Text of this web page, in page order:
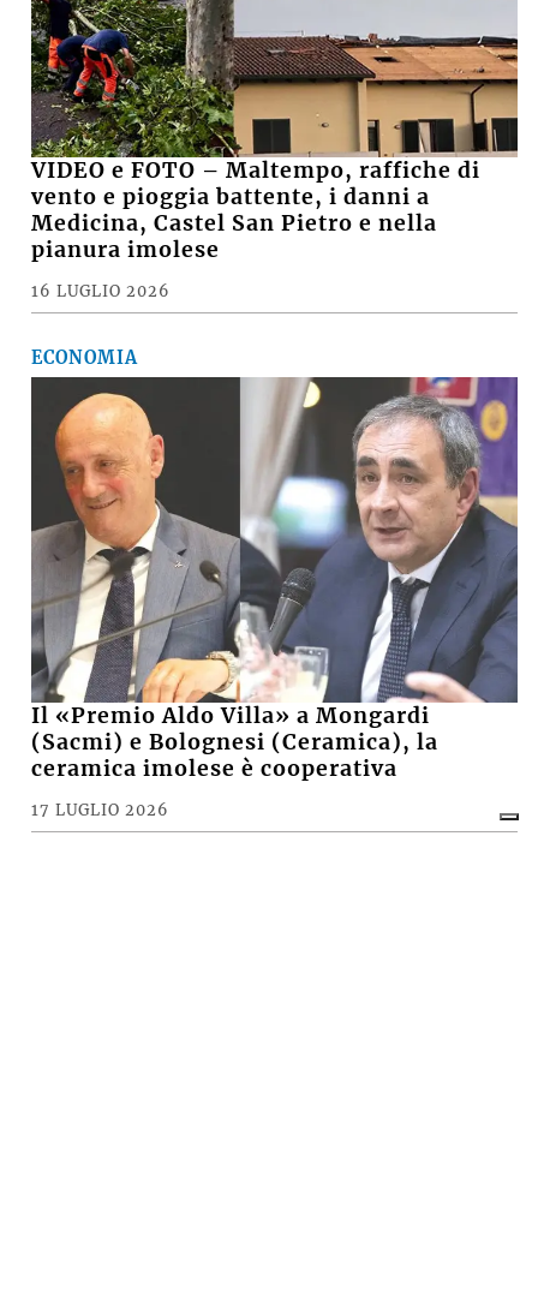
VIDEO e FOTO – Maltempo, raffiche di
vento e pioggia battente, i danni a
Medicina, Castel San Pietro e nella
pianura imolese
16 LUGLIO 2026
ECONOMIA
Il «Premio Aldo Villa» a Mongardi
(Sacmi) e Bolognesi (Ceramica), la
ceramica imolese è cooperativa
17 LUGLIO 2026